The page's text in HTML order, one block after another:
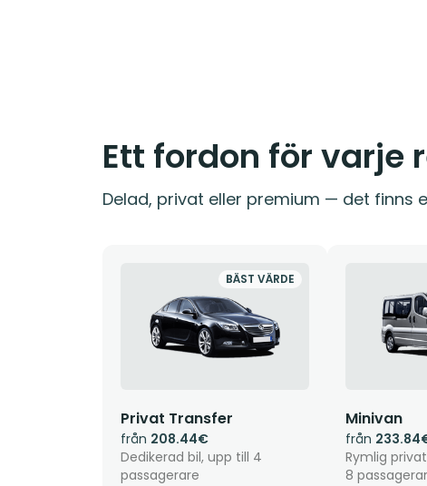
Ett fordon för varje
Delad, privat eller premium — det
BÄST VÄRDE
Privat Transfer
från 208.44€
Dedikerad bil, upp till 4
passagerare
Minivan
från
Rymlig
8